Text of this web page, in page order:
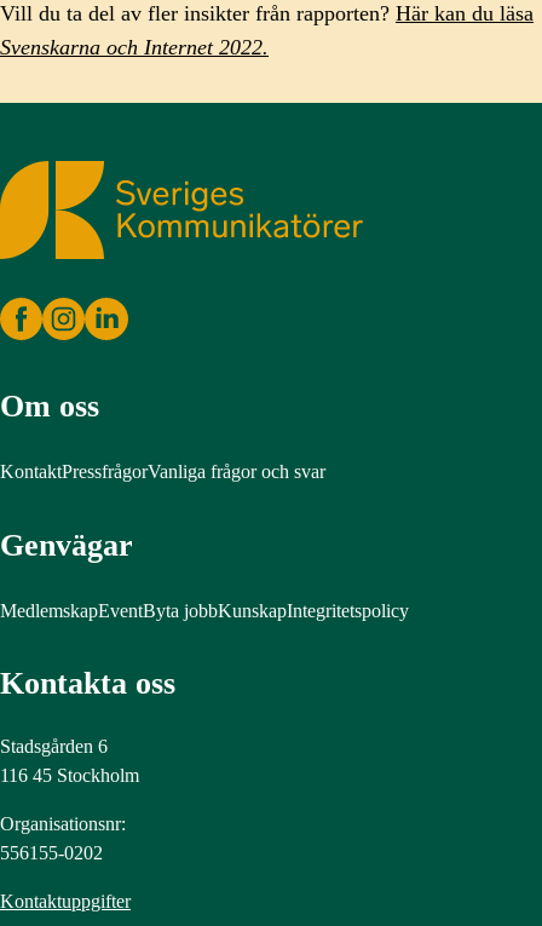
Vill du ta del av fler insikter från rapporten? Här kan du läsa
Svenskarna och Internet 2022.
Sveriges Kommunikatörer
Om oss
KontaktPressfrågorVanliga frågor och svar
Genvägar
MedlemskapEventByta jobbKunskapIntegritetspolicy
Kontakta oss
Stadsgården 6
116 45 Stockholm
Organisationsnr:
556155-0202
Kontaktuppgifter